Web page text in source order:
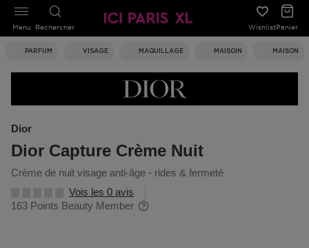
Rechercher WishlistPanier
PARFUM VISAGE MAQUILLAGE MAISOIN MAISON
Menu
Dior
Dior Capture Crème Nuit
crème de nuit visage anti-âge - rides & fermeté
Vois les 0 avis
163 Points Beauty Member